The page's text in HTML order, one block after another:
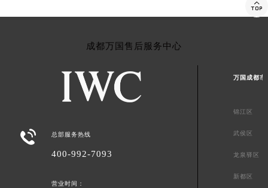
成都万国售后服务中心
 总部服务热线
400-992-7093
营业时间：
万国成都市
锦江区
武侯区
龙泉驿区
新都区
